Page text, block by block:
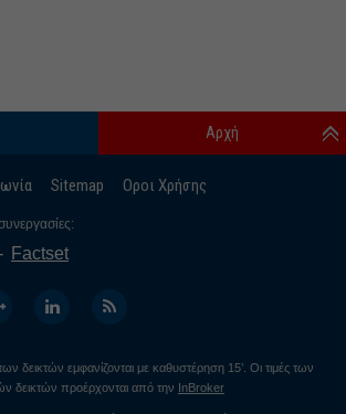
Sitemap Οροι Χρήσης
Αρχή
Factset
δεικτών εμφανίζονται με καθυστέρηση 15’. Οι τιμές των
δεικτών προέρχονται από την InBroker